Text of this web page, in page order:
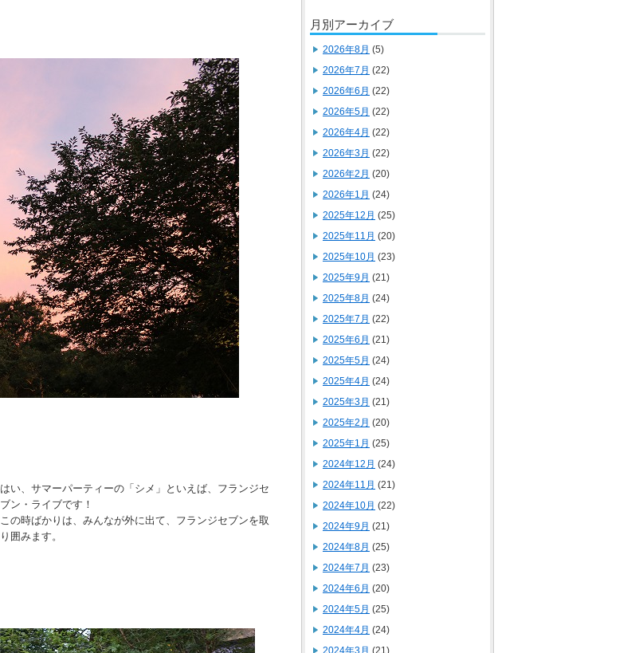
はい、サマーパーティーの「シメ」といえば、フランジセ
ブン・ライブです！
この時ばかりは、みんなが外に出て、フランジセブンを取
り囲みます。
月別アーカイブ
2026年8月 (5)
2026年7月 (22)
2026年6月 (22)
2026年5月 (22)
2026年4月 (22)
2026年3月 (22)
2026年2月 (20)
2026年1月 (24)
2025年12月 (25)
2025年11月 (20)
2025年10月 (23)
2025年9月 (21)
2025年8月 (24)
2025年7月 (22)
2025年6月 (21)
2025年5月 (24)
2025年4月 (24)
2025年3月 (21)
2025年2月 (20)
2025年1月 (25)
2024年12月 (24)
2024年11月 (21)
2024年10月 (22)
2024年9月 (21)
2024年8月 (25)
2024年7月 (23)
2024年6月 (20)
2024年5月 (25)
2024年4月 (24)
2024年3月 (21)